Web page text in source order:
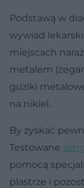
Podstawą w
wywiad
miejscach
metalem
guziki
na nikiel.
By zyskać
Testowane
pomocą
plastrze i